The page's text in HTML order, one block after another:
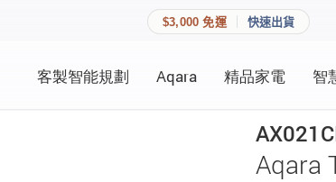
$3,000 免運 快速出貨
客製智能規劃 Aqara 精品家電 智
Aqara